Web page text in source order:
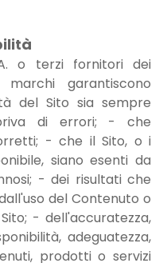
o terzi fornitori dei
garantiscono
del Sito sia sempre
di errori; - che
- che il Sito, o i
siano esenti da
- dei risultati che
del Contenuto o
- dell'accuratezza,
adeguatezza,
prodotti o servizi